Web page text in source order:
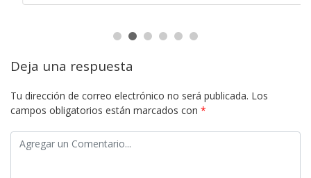
Deja una respuesta
Tu dirección de correo electrónico no será publicada. Los
campos obligatorios están marcados con *